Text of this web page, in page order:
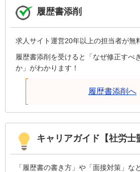
履歴書添削
求人サイト運営20年以上の担当者が無
履歴書添削を受けると「なぜ修正すべ
か」がわかります！
履歴書添削へ
キャリアガイド【社労士
「履歴書の書き方」や「面接対策」な